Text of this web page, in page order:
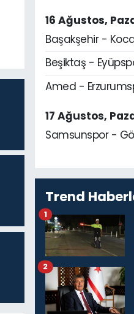
16 Ağustos,
Başakşehir -
Beşiktaş -
Amed -
17 Ağustos,
Samsunspor -
Trend
1
2